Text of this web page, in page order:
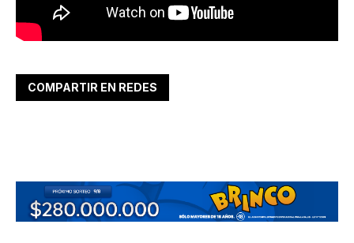
COMPARTIR EN REDES